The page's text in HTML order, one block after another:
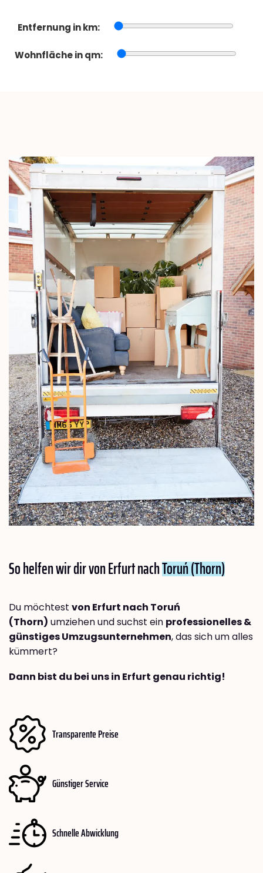
Entfernung in km:
Wohnfläche in qm:
So helfen wir dir von Erfurt nachToruń (Thorn)
Du möchtest von Erfurt nach Toruń
(Thorn) umziehen und suchst ein professionelles &
günstiges Umzugsunternehmen, das sich um alles
kümmert?
Dann bist du bei uns in Erfurt genau richtig!
Transparente Preise
Günstiger Service
Schnelle Abwicklung